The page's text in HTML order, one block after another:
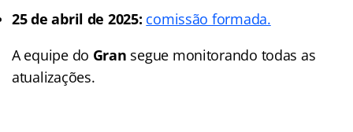
25 de abril de 2025: comissão formada.
A equipe do Gran segue monitorando todas as
atualizações.